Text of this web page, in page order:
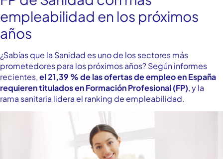
empleabilidad en los próximos
años
¿Sabías que la Sanidad es uno de los sectores más
prometedores para los próximos años? Según informes
recientes,el 21,39 % de las ofertas de empleo en España
requieren titulados en Formación Profesional (FP), y la
rama sanitaria lidera el ranking de empleabilidad.